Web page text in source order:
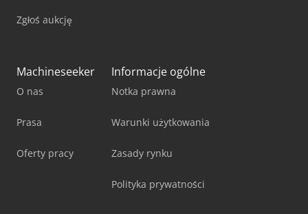
Zgłoś aukcję
Machineseeker
O nas
Prasa
Oferty pracy
Informacje ogólne
Notka prawna
Warunki użytkowania
Zasady rynku
Polityka prywatności